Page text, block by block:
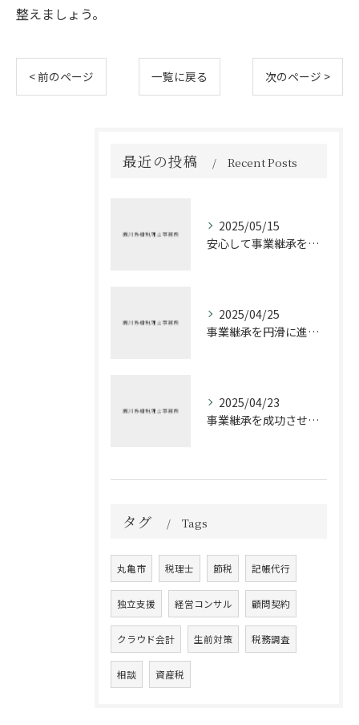
整えましょう。
< 前のページ 一覧に戻る 次のページ >
最近の投稿 Recent Posts
2025/05/15
安心して事業継承を進める方法
2025/04/25
事業継承を円滑に進めるための税理士の役割
2025/04/23
事業継承を成功させるための税務戦略
タグ Tags
丸亀市 税理士 節税 記帳代行
独立支援 経営コンサル 顧問契約
クラウド会計 生前対策 税務調査
相談 資産税